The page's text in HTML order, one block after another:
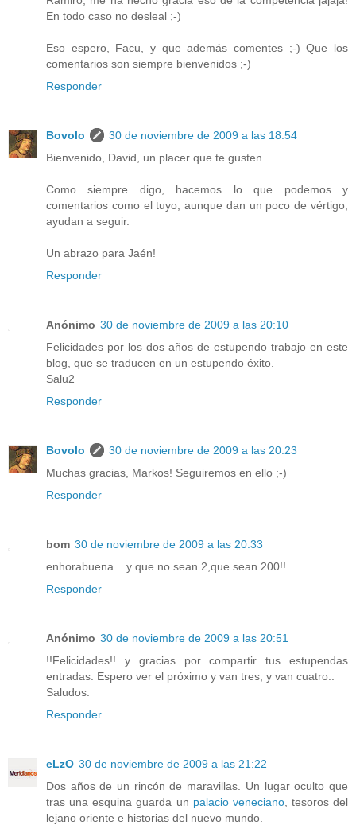
En todo caso no desleal ;-)
Eso espero, Facu, y que además comentes ;-) Que los
comentarios son siempre bienvenidos ;-)
Responder
Bovolo
30 de noviembre de 2009 a las 18:54
Bienvenido, David, un placer que te gusten.
Como siempre digo, hacemos lo que podemos y
comentarios como el tuyo, aunque dan un poco de vértigo,
ayudan a seguir.
Un abrazo para Jaén!
Responder
Anónimo 30 de noviembre de 2009 a las 20:10
Felicidades por los dos años de estupendo trabajo en este
blog, que se traducen en un estupendo éxito.
Salu2
Responder
Bovolo
30 de noviembre de 2009 a las 20:23
Muchas gracias, Markos! Seguiremos en ello ;-)
Responder
bom 30 de noviembre de 2009 a las 20:33
enhorabuena... y que no sean 2,que sean 200!!
Responder
Anónimo 30 de noviembre de 2009 a las 20:51
!!Felicidades!! y gracias por compartir tus estupendas
entradas. Espero ver el próximo y van tres, y van cuatro..
Saludos.
Responder
eLzO 30 de noviembre de 2009 a las 21:22
Dos años de un rincón de maravillas. Un lugar oculto que
tras una esquina guarda un palacio veneciano, tesoros del
lejano oriente e historias del nuevo mundo.